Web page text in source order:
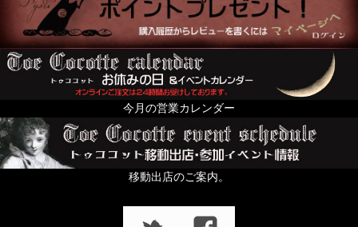
今月の営業カレンダー
移動出店のご案内。